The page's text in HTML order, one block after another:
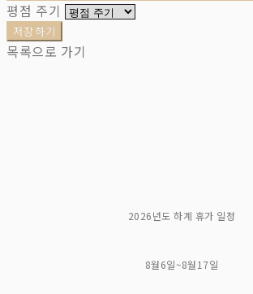
평점 주기
저장하기
목록으로 가기
2026년도 하계 휴가 일정
8월6일~8월17일